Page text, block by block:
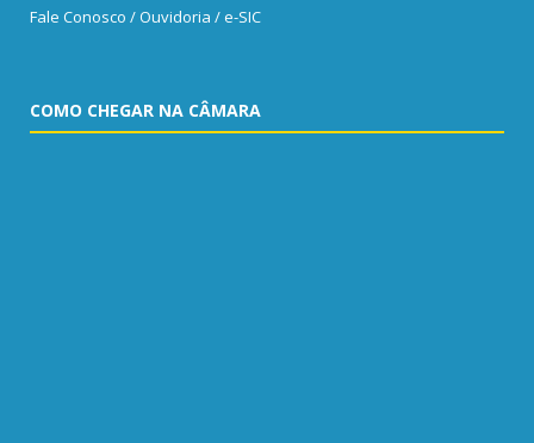
Fale Conosco / Ouvidoria / e-SIC
COMO CHEGAR NA CÂMARA